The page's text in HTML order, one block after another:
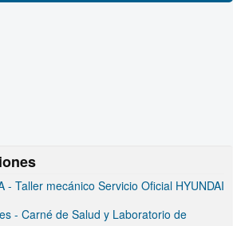
- Taller mecánico Servicio Oficial HYUNDAI
- Carné de Salud y Laboratorio de